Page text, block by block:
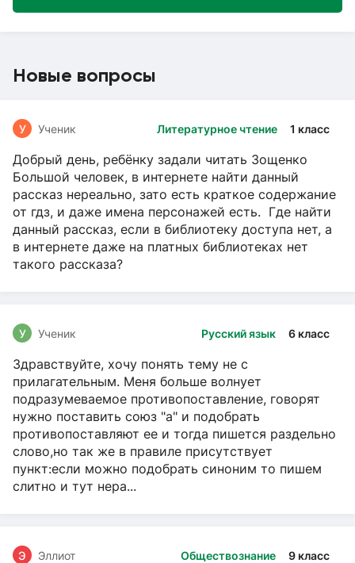
Новые вопросы
Литературное чтение 1 класс
У Ученик
Добрый день, ребёнку задали читать Зощенко
Большой человек, в интернете найти данный
рассказ нереально, зато есть краткое содержание
от гдз, и даже имена персонажей есть. Где найти
данный рассказ, если в библиотеку доступа нет, а
в интернете даже на платных библиотеках нет
такого рассказа?
Русский язык 6 класс
У Ученик
Здравствуйте, хочу понять тему не с
прилагательным. Меня больше волнует
подразумеваемое противопоставление, говорят
нужно поставить союз "а" и подобрать
противопоставляют ее и тогда пишется раздельно
слово,но так же в правиле присутствует
пункт:если можно подобрать синоним то пишем
слитно и тут нера...
Обществознание 9 класс
Э Эллиот